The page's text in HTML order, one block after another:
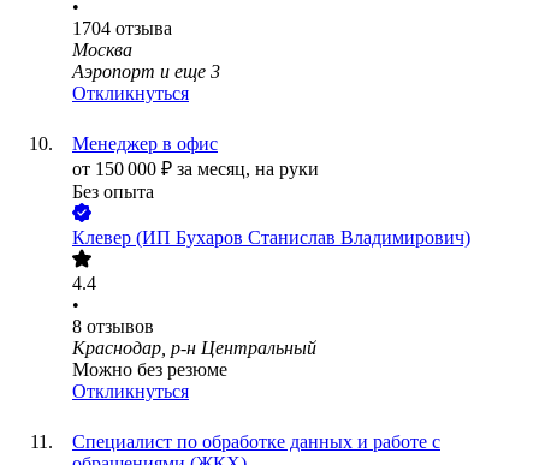
•
1704 отзыва
Москва
Аэропорт и еще 3
Откликнуться
Менеджер в офис
от 150 000 ₽ за месяц, на руки
Без опыта
Клевер (ИП Бухаров Станислав Владимирович)
4.4
•
8 отзывов
Краснодар, р-н Центральный
Можно без резюме
Откликнуться
Специалист по обработке данных и работе с